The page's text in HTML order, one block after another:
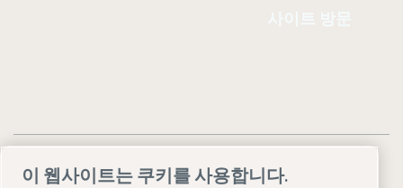
이 웹사이트는 쿠키를 사용합니다.